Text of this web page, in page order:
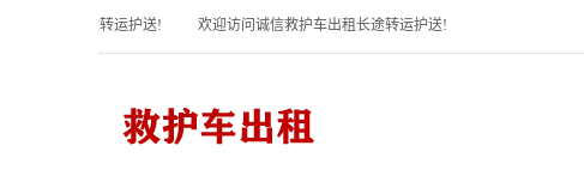
车出租长途转运护送! 欢迎访问诚信救护车出租长途转运护送!